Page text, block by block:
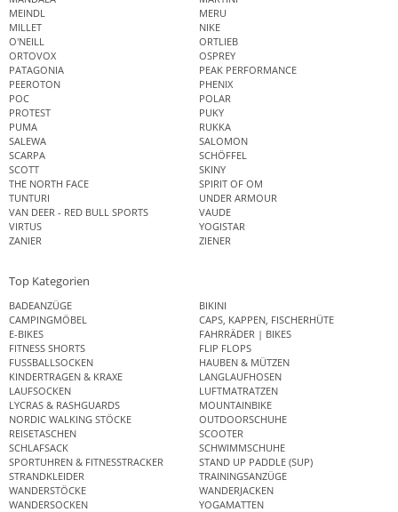
MEINDL
MERU
MILLET
NIKE
O'NEILL
ORTLIEB
ORTOVOX
OSPREY
PATAGONIA
PEAK PERFORMANCE
PEEROTON
PHENIX
POC
POLAR
PROTEST
PUKY
PUMA
RUKKA
SALEWA
SALOMON
SCARPA
SCHÖFFEL
SCOTT
SKINY
THE NORTH FACE
SPIRIT OF OM
TUNTURI
UNDER ARMOUR
VAN DEER - RED BULL SPORTS
VAUDE
VIRTUS
YOGISTAR
ZANIER
ZIENER
Top Kategorien
BADEANZÜGE
BIKINI
CAMPINGMÖBEL
CAPS, KAPPEN, FISCHERHÜTE
E-BIKES
FAHRRÄDER | BIKES
FITNESS SHORTS
FLIP FLOPS
FUSSBALLSOCKEN
HAUBEN & MÜTZEN
KINDERTRAGEN & KRAXE
LANGLAUFHOSEN
LAUFSOCKEN
LUFTMATRATZEN
LYCRAS & RASHGUARDS
MOUNTAINBIKE
NORDIC WALKING STÖCKE
OUTDOORSCHUHE
REISETASCHEN
SCOOTER
SCHLAFSACK
SCHWIMMSCHUHE
SPORTUHREN & FITNESSTRACKER
STAND UP PADDLE (SUP)
STRANDKLEIDER
TRAININGSANZÜGE
WANDERSTÖCKE
WANDERJACKEN
WANDERSOCKEN
YOGAMATTEN